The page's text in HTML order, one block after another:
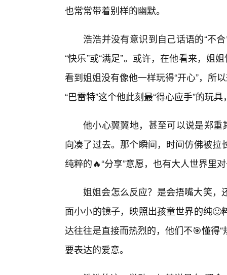
也常常带着别样的幽默。
浩浩并没有意识到自己话语的“不
“快乐”或“满足”。或许，在他看来，姐
看到姐姐没有像他一样玩得“开心”，所
“巴雷特”这个他此刻最“得心应手”的玩
他小心翼翼地，甚至可以说是郑重
向凑了过去。那个瞬间，时间仿佛被
纯粹的🔥“分享”意愿，也有大人世界里
姐姐会怎么反应？是会捂嘴大笑
面小小的镜子，映照出孩童世界的纯
达往往是直接而热烈的，他们不🎯懂得
要表达的爱意。